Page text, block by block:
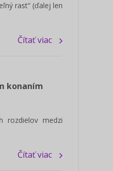
rast“ (ďalej len
Čítať viac
konaním
rozdielov medzi
Čítať viac